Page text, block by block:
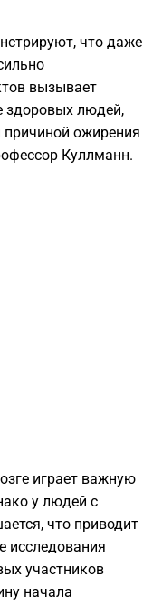
что даже
вызывает
здоровых людей,
ожирения
Куллманн.
играет важную
у людей с
что приводит
исследования
участников
начала